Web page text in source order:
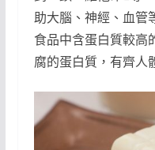
助大腦、神經、血管
食品中含蛋白質較高
腐的蛋白質，有齊人